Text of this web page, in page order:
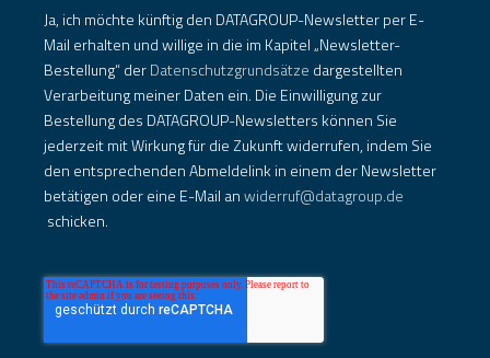
Ja, ich möchte künftig den DATAGROUP-Newsletter per E-
Mail erhalten und willige in die im Kapitel „Newsletter-
Bestellung“ derDatenschutzgrundsätze dargestellten
Verarbeitung meiner Daten ein. Die Einwilligung zur
Bestellung des DATAGROUP-Newsletters können Sie
jederzeit mit Wirkung für die Zukunft widerrufen, indem Sie
den entsprechenden Abmeldelink in einem der Newsletter
betätigen oder eine E-Mail anwiderruf@datagroup.de
schicken.